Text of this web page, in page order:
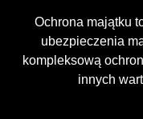
Ochrona majątku
ubezpieczenia
kompleksową
innych